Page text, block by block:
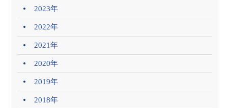
2023年
2022年
2021年
2020年
2019年
2018年